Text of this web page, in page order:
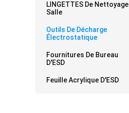
LINGETTES De Nettoyage
Salle
Outils De Décharge
Électrostatique
Fournitures De Bureau
D'ESD
Feuille Acrylique D'ESD